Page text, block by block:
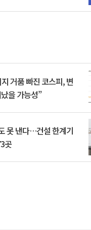
거품 빠진 코스피, 변
을 가능성”
못 낸다…건설 한계기
곳